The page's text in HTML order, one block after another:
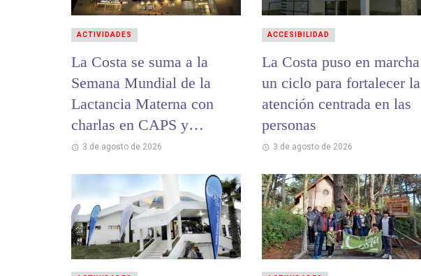
La Costa se suma a la
Semana Mundial de la
Lactancia Materna con
charlas en CAPS y
hospitales
3 de agosto de 2026
ACTIVIDADES
La Costa puso en marcha
un ciclo para fortalecer la
atención centrada en las
personas
3 de agosto de 2026
ACCESIBILIDAD